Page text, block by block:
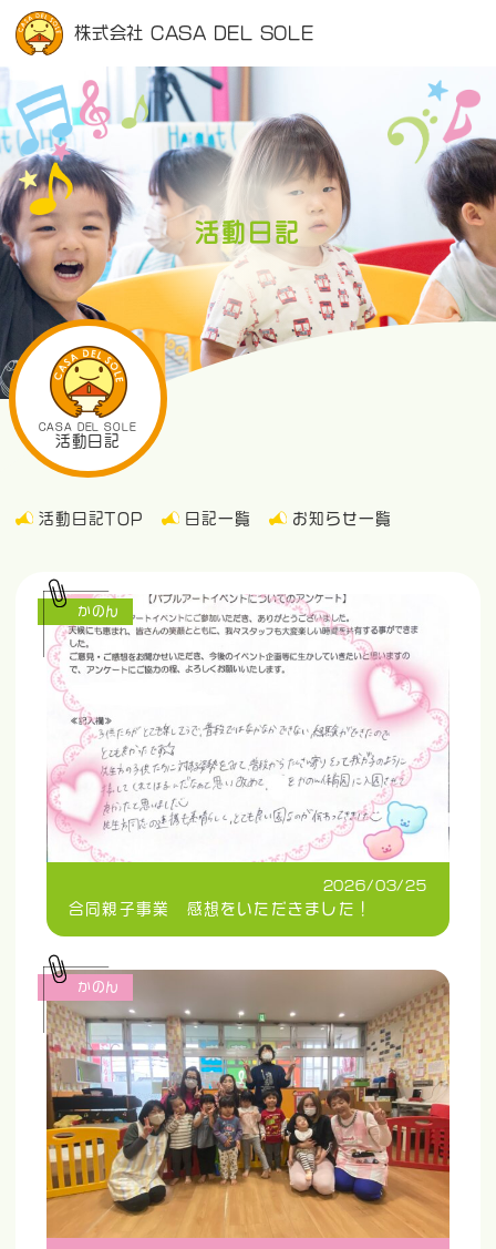
株式会社 CASA DEL SOLE
活動日記
CASA DEL SOLE
活動日記
活動日記TOP 日記一覧 お知らせ一覧
2026/03/25
合同親子事業 感想をいただきました！
かのん
かのん